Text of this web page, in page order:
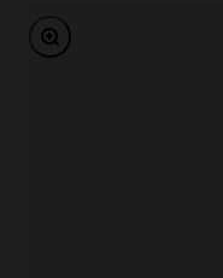
Bild vergrößern